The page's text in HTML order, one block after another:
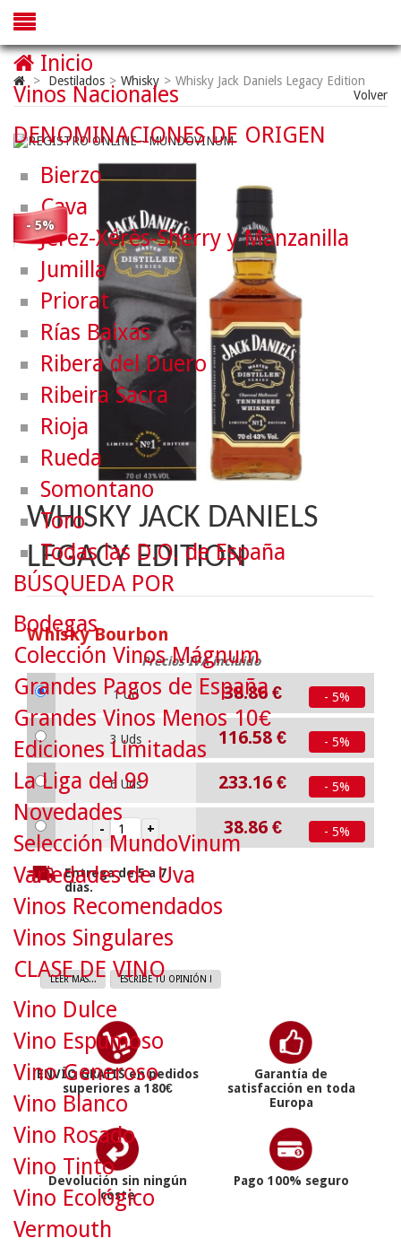
> Destilados > Whisky > Whisky Jack Daniels Legacy Edition
Volver
- 5%
WHISKY JACK DANIELS
LEGACY EDITION
Whisky Bourbon
Precios IVA incluido
1 Ud 38.86 € - 5%
3 Uds 116.58 € - 5%
6 Uds 233.16 € - 5%
38.86 € - 5%
Entrega de 5 a 7
días.
LEER MAS... ESCRIBE TU OPINIÓN !
ENVÍO GRATIS en pedidos
superiores a 180€
Garantía de
satisfacción en toda
Europa
Devolución sin ningún
coste
Pago 100% seguro
Inicio
Vinos Nacionales
DENOMINACIONES DE ORIGEN
Bierzo
Cava
Jerez-Xérès-Sherry y Manzanilla
Jumilla
Priorat
Rías Baixas
Ribera del Duero
Ribeira Sacra
Rioja
Rueda
Somontano
Toro
Todas las D.O. de España
BÚSQUEDA POR
Bodegas
Colección Vinos Mágnum
Grandes Pagos de España
Grandes Vinos Menos 10€
Ediciones Limitadas
La Liga del 99
Novedades
Selección MundoVinum
Variedades de Uva
Vinos Recomendados
Vinos Singulares
CLASE DE VINO
Vino Dulce
Vino Espumoso
Vino Generoso
Vino Blanco
Vino Rosado
Vino Tinto
Vino Ecológico
Vermouth